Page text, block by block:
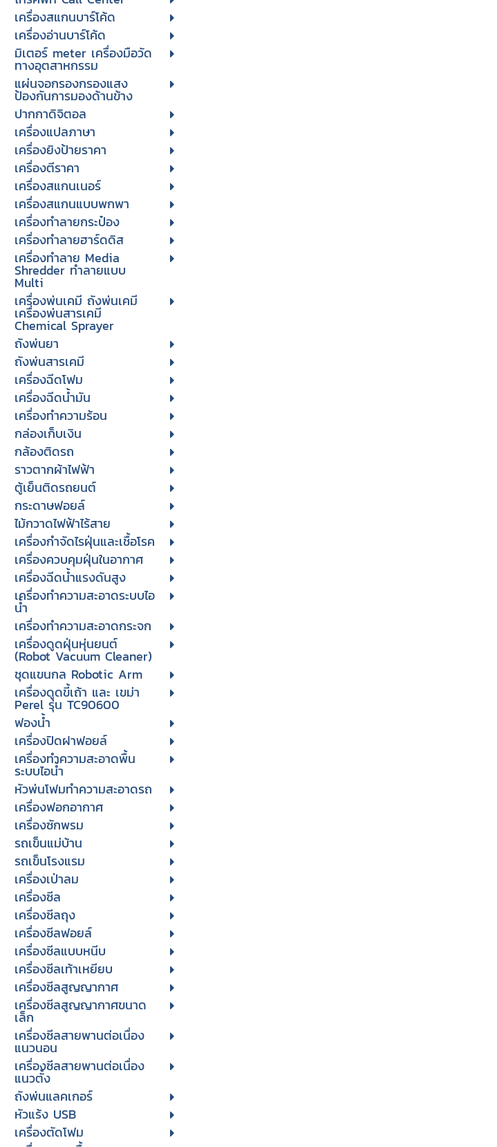
เครื่องสแกนบาร์โค้ด
เครื่องอ่านบาร์โค้ด
มิเตอร์ meter เครื่องมือวัด
ทางอุตสาหกรรม
แผ่นจอกรองกรองแสง
ป้องกันการมองด้านข้าง
ปากกาดิจิตอล
เครื่องแปลภาษา
เครื่องยิงป้ายราคา
เครื่องตีราคา
เครื่องสแกนเนอร์
เครื่องสแกนแบบพกพา
เครื่องทำลายกระป๋อง
เครื่องทำลายฮาร์ดดิส
เครื่องทำลาย Media
Shredder ทำลายแบบ
Multi
เครื่องพ่นเคมี ถังพ่นเคมี
เครื่องพ่นสารเคมี
Chemical Sprayer
ถังพ่นยา
ถังพ่นสารเคมี
เครื่องฉีดโฟม
เครื่องฉีดน้ำมัน
เครื่องทำความร้อน
กล่องเก็บเงิน
กล้องติดรถ
ราวตากผ้าไฟฟ้า
ตู้เย็นติดรถยนต์
กระดาษฟอยล์
ไม้กวาดไฟฟ้าไร้สาย
เครื่องกำจัดไรฝุ่นและเชื้อโรค
เครื่องควบคุมฝุ่นในอากาศ
เครื่องฉีดน้ำแรงดันสูง
เครื่องทำความสะอาดระบบไอ
น้ำ
เครื่องทำความสะอาดกระจก
เครื่องดูดฝุ่นหุ่นยนต์
(Robot Vacuum Cleaner)
ชุดแขนกล Robotic Arm
เครื่องดูดขี้เถ้า และ เขม่า
Perel รุ่น TC90600
ฟองน้ำ
เครื่องปิดฝาฟอยล์
เครื่องทำความสะอาดพื้น
ระบบไอน้ำ
หัวพ่นโฟมทำความสะอาดรถ
เครื่องฟอกอากาศ
เครื่องซักพรม
รถเข็นแม่บ้าน
รถเข็นโรงแรม
เครื่องเป่าลม
เครื่องซีล
เครื่องซีลถุง
เครื่องซีลฟอยล์
เครื่องซีลแบบหนีบ
เครื่องซีลเท้าเหยียบ
เครื่องซีลสูญญากาศ
เครื่องซีลสูญญากาศขนาด
เล็ก
เครื่องซีลสายพานต่อเนื่อง
แนวนอน
เครื่องซีลสายพานต่อเนื่อง
แนวตั้ง
ถังพ่นแลคเกอร์
หัวแร้ง USB
เครื่องตัดโฟม